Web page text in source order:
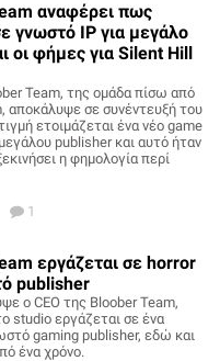
αναφέρει πως
γνωστό IP για μεγάλο
οι φήμες για Silent Hill
Team, της ομάδα πίσω από
αποκάλυψε σε συνέντευξή του
ετοιμάζεται ένα νέο game
publisher και αυτό ήταν
η φημολογία περί
1
εργάζεται σε horror
publisher
ο CEO της Bloober Team,
studio εργάζεται σε ένα
gaming publisher, εδώ και
ένα χρόνο.